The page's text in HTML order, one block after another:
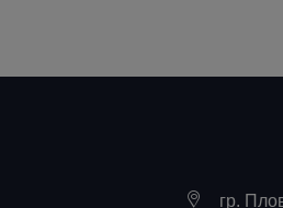
гр.